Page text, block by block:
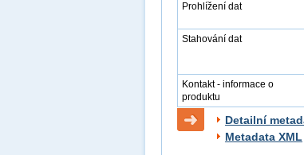
Prohlížení dat
Stahování dat
Kontakt - informace o
produktu
Detailní
Metadata XML